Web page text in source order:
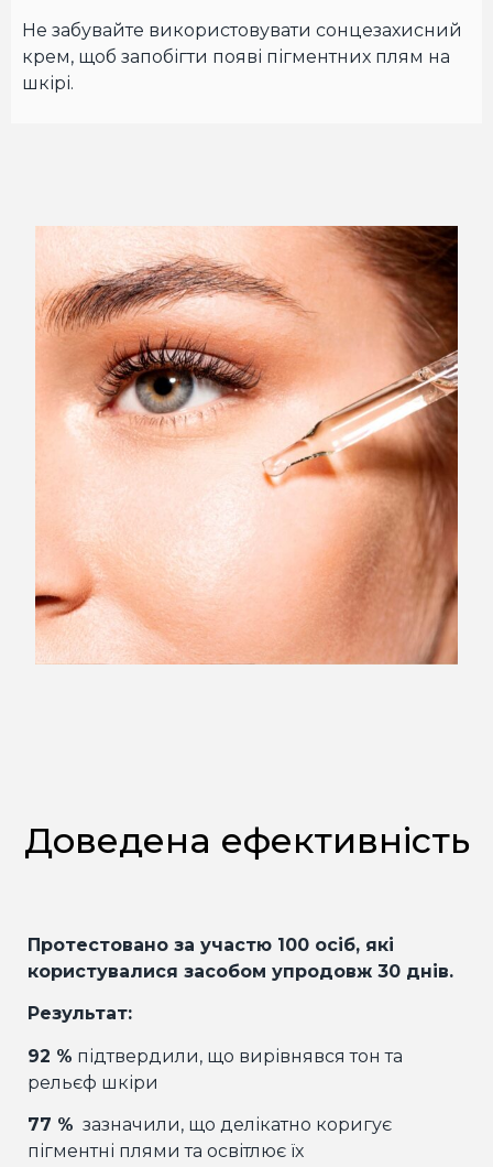
Не забувайте використовувати сонцезахисний
крем, щоб запобігти появі пігментних плям на
шкірі.
Доведена ефективність
Протестовано за участю 100 осіб, які
користувалися засобом упродовж 30 днів.
Результат:
92 % підтвердили, що вирівнявся тон та
рельєф шкіри
77 % зазначили, що делікатно коригує
пігментні плями та освітлює їх